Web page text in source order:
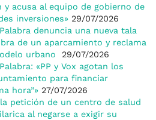
y acusa al equipo de gobierno de
inversiones» 29/07/2026
denuncia una nueva tala
de un aparcamiento y reclama
urbano
29/07/2026
«PP y Vox agotan los
para financiar
hora”» 27/07/2026
petición de un centro de salud
al negarse a exigir su